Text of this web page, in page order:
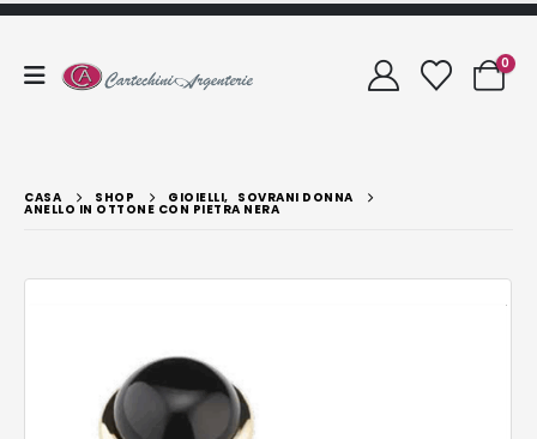
0
CASA SHOP GIOIELLI, SOVRANI DONNA
ANELLO IN OTTONE CON PIETRA NERA